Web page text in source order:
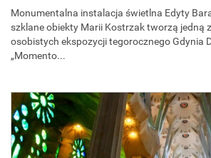
Monumentalna instalacja świetlna Edyty
szklane obiekty Marii Kostrzak tworzą jedną
osobistych ekspozycji tegorocznego Gdynia
„Momento...